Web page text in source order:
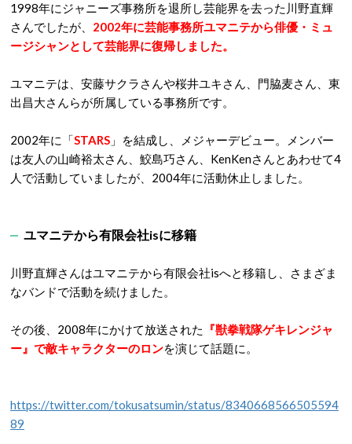
1998年にジャニーズ事務所を退所し芸能界を去った川野直輝
さんでしたが、 2002年に芸能事務所ユマニテから俳優・ミュ
ージシャンとして芸能界に復帰しました。
ユマニテは、安藤サクラさんや桜井ユキさん、門脇麦さん、東
出昌大さんらが所属している事務所です。
2002年に「STARS 」を結成し、メジャーデビュー。メンバー
は友人の山崎裕太さん、鮫島巧さん、KenKenさんとあわせて4
人で活動していましたが、2004年に活動休止しました。
ユマニテから有限会社isに移籍
川野直輝さんはユマニテから有限会社isへと移籍し、さまざま
なバンドで活動を続けました。
その後、2008年にかけて放送された
『獣拳戦隊ゲキレンジャ
ー』で敵キャラクターのロンを演じて話題に。
https://twitter.com/tokusatsumin/status/8340668566505594
89